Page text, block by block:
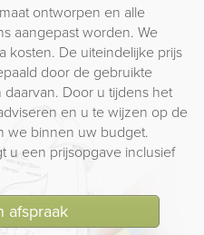
ontworpen en alle
aangepast worden. We
kosten. De uiteindelijke prijs
door de gebruikte
Door u tijdens het
en u te wijzen op de
we binnen uw budget.
u een prijsopgave inclusief
afspraak